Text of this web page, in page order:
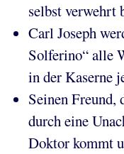
selbst verwehrt
Carl Joseph
Solferino“ alle
in der Kaserne
Seinen Freund,
durch eine
Doktor kommt